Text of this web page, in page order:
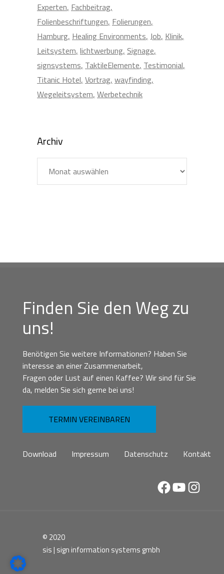
Experten Fachbeitrag
Folienbeschriftungen Folierungen
Hamburg Healing Environments Job Klinik
Leitsystem lichtwerbung Signage
signsystems TaktileElemente Testimonial
Titanic Hotel Vortrag wayfinding
Wegeleitsystem Werbetechnik
Archiv
Finden Sie den Weg zu
uns!
Benötigen Sie weitere Informationen? Haben Sie
interesse an einer Zusammenarbeit,
Fragen oder Lust auf einen Kaffee? Wir sind für Sie
da, melden Sie sich gerne bei uns!
TERMIN VEREINBAREN
Download Impressum Datenschutz Kontakt
Facebook
YouTube
© 2020
sis | sign information systems gmbh